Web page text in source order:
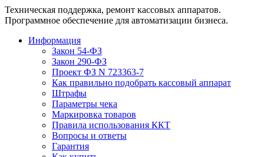
Техническая поддержка, ремонт кассовых аппаратов.
Программное обеспечение для автоматизации бизнеса.
Информация
Закон 54-ФЗ
Закон 290-ФЗ
Проект ФЗ N 723363-7
Как правильно подобрать кассовый аппарат
Штрафы
Параметры чека
Маркировка товаров
Правила использования ККТ
Вопросы и ответы
Гарантия